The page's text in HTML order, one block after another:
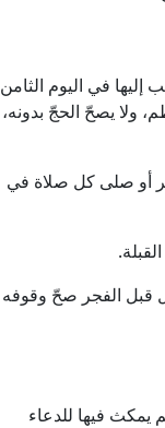
في اليوم الثامن
ولا يصحّ الحجّ بدونه،
أو صلى كل صلاة في
قبل الفجر صحّ وقوفه
يمكث فيها للدعاء